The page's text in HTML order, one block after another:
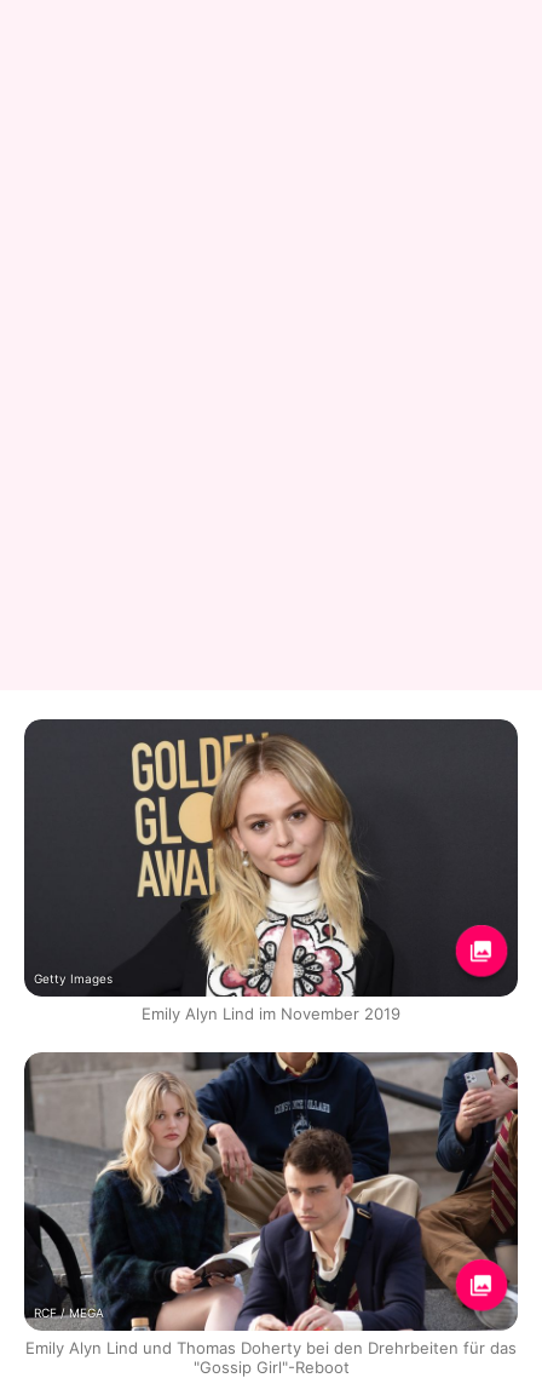
Getty Images
Emily Alyn Lind im November 2019
RCF / MEGA
Emily Alyn Lind und Thomas Doherty bei den Drehrbeiten für das
"Gossip Girl"-Reboot